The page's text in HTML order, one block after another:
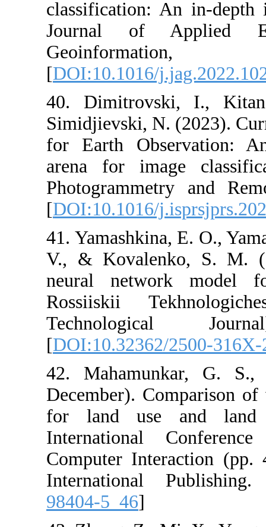
classification:
Journal of
[DOI:10.1016/
40.
Simidjievski,
for Earth
arena for
[DOI:10.1016/
41.
V., &
neural
Rossiiskii
[
42.
December).
for land use
Computer